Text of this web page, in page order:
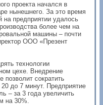
проекта начался в
нынешнего. За это время
предприятии удалось
более чем на
машины – почти
ООО «Презент
технологии
цехе. Внедрение
позволит сократить
до 7 минут. Предприятие
– за 3 года увеличить
на 30%.